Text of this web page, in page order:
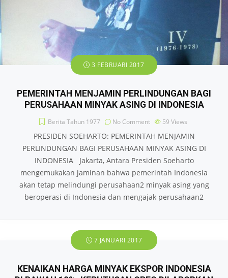
3 FEBRUARI 2017
PEMERINTAH MENJAMIN PERLINDUNGAN BAGI
PERUSAHAAN MINYAK ASING DI INDONESIA
Berita Tahun 1977 No Comment 59 Views
PRESIDEN SOEHARTO: PEMERINTAH MENJAMIN
PERLINDUNGAN BAGI PERUSAHAAN MINYAK ASING DI
INDONESIA Jakarta, Antara Presiden Soeharto
mengemukakan jaminan bahwa pemerintah Indonesia
akan tetap melindungi perusahaan2 minyak asing yang
beroperasi di Indonesia dan mengajak perusahaan2
7 JANUARI 2017
KENAIKAN HARGA MINYAK EKSPOR INDONESIA